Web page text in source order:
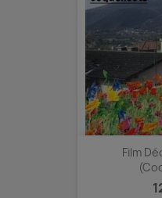
Film